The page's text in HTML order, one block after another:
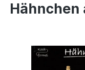
Hähnchen
Bildergalerie